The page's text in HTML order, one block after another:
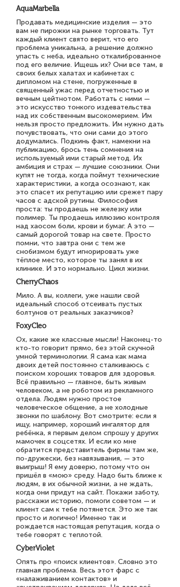
AquaMarbella
Продавать медицинские изделия — это
вам не пирожки на рынке торговать. Тут
каждый клиент свято верит, что его
проблема уникальна, а решение должно
упасть с неба, идеально откалиброванное
под его величие. Ищешь их? Они все там, в
своих белых халатах и кабинетах с
дипломом на стене, погруженные в
священный ужас перед отчетностью и
вечным цейтнотом. Работать с ними —
это искусство тонкого издевательства
над их собственным высокомерием. Им
нельзя просто предложить. Им нужно дать
почувствовать, что они сами до этого
додумались. Подкинь факт, намекни на
публикацию, брось тень сомнения на
используемый ими старый метод. Их
амбиция и страх — лучшие союзники. Они
купят не тогда, когда поймут технические
характеристики, а когда осознают, как
это спасет их репутацию или срежет пару
часов с адской рутины. Философия
проста: ты продаешь не железку или
полимер. Ты продаешь иллюзию контроля
над хаосом боли, крови и бумаг. А это —
самый дорогой товар на свете. Просто
помни, что завтра они с тем же
снобизмом будут игнорировать уже
тёплое место, которое ты занял в их
клинике. И это нормально. Цикл жизни.
CherryChaos
Мило. А вы, коллеги, уже нашли свой
идеальный способ отсеивать пустых
болтунов от реальных заказчиков?
FoxyCleo
Ох, какие же классные мысли! Наконец-то
кто-то говорит прямо, без этой скучной
умной терминологии. Я сама как мама
двоих детей постоянно сталкиваюсь с
поиском хороших товаров для здоровья.
Всё правильно — главное, быть живым
человеком, а не роботом из рекламного
отдела. Людям нужно простое
человеческое общение, а не холодные
звонки по шаблону. Вот смотрите: если я
ищу, например, хороший ингалятор для
ребёнка, я первым делом спрошу у других
мамочек в соцсетях. И если ко мне
обратится представитель фирмы там же,
по-дружески, без навязывания, — это
выигрыш! Я ему доверю, потому что он
пришёл в «мою» среду. Надо быть ближе к
людям, в их обычной жизни, а не ждать,
когда они придут на сайт. Покажи заботу,
расскажи историю, помоги советом — и
клиент сам к тебе потянется. Это же так
просто и логично! Именно так и
рождается настоящая репутация, когда о
тебе говорят с теплотой.
CyberViolet
Опять про «поиск клиентов». Словно это
главная проблема. Весь этот фарс с
«налаживанием контактов» и